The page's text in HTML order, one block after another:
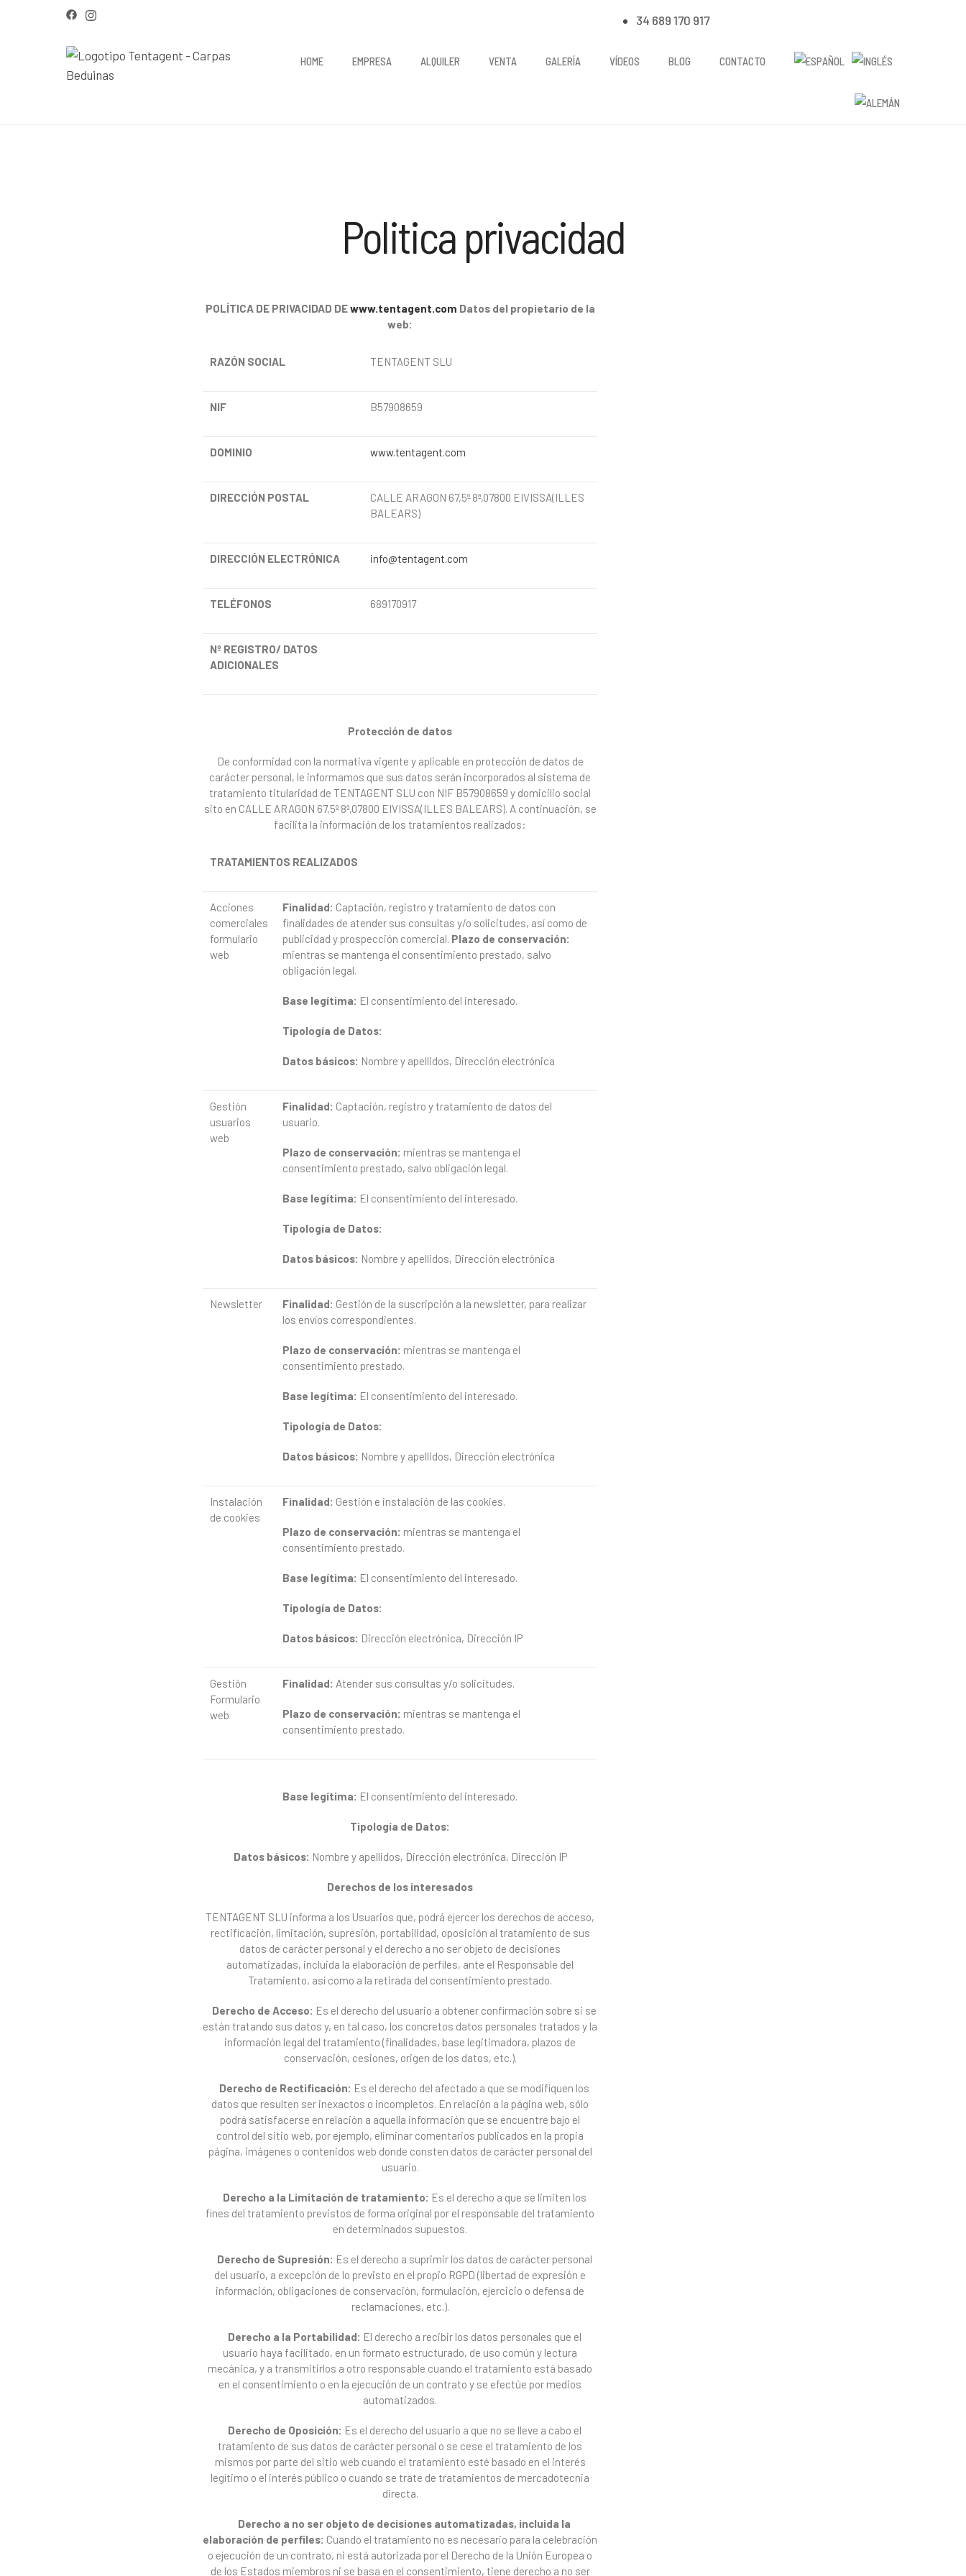
34 689 170 917
HOME EMPRESA ALQUILER VENTA GALERÍA VÍDEOS BLOG CONTACTO
Politica privacidad
POLÍTICA DE PRIVACIDAD DEwww.tentagent.com Datos del propietario de la
web:
RAZÓN SOCIAL TENTAGENT SLU
NIF B57908659
DOMINIO www.tentagent.com
DIRECCIÓN POSTAL
CALLE ARAGON 67,5º 8ª,07800 EIVISSA(ILLES
BALEARS)
DIRECCIÓN ELECTRÓNICA info@tentagent.com
TELÉFONOS 689170917
Nº REGISTRO/ DATOS
ADICIONALES
Protección de datos
De conformidad con la normativa vigente y aplicable en protección de datos de
carácter personal, le informamos que sus datos serán incorporados al sistema de
tratamiento titularidad de TENTAGENT SLU con NIF B57908659 y domicilio social
sito en CALLE ARAGON 67,5º 8ª,07800 EIVISSA(ILLES BALEARS). A continuación, se
facilita la información de los tratamientos realizados:
TRATAMIENTOS REALIZADOS
Acciones
comerciales
formulario
web
Finalidad: Captación, registro y tratamiento de datos con
finalidades de atender sus consultas y/o solicitudes, así como de
publicidad y prospección comercial. Plazo de conservación:
mientras se mantenga el consentimiento prestado, salvo
obligación legal.
Base legítima: El consentimiento del interesado.
Tipología de Datos:
Datos básicos: Nombre y apellidos, Dirección electrónica
Gestión
usuarios
web
Finalidad: Captación, registro y tratamiento de datos del
usuario.
Plazo de conservación: mientras se mantenga el
consentimiento prestado, salvo obligación legal.
Base legítima: El consentimiento del interesado.
Tipología de Datos:
Datos básicos: Nombre y apellidos, Dirección electrónica
Newsletter Finalidad: Gestión de la suscripción a la newsletter, para realizar
los envíos correspondientes.
Plazo de conservación: mientras se mantenga el
consentimiento prestado.
Base legítima: El consentimiento del interesado.
Tipología de Datos:
Datos básicos: Nombre y apellidos, Dirección electrónica
Instalación
de cookies
Finalidad: Gestión e instalación de las cookies.
Plazo de conservación: mientras se mantenga el
consentimiento prestado.
Base legítima: El consentimiento del interesado.
Tipología de Datos:
Datos básicos: Dirección electrónica, Dirección IP
Gestión
Formulario
web
Finalidad: Atender sus consultas y/o solicitudes.
Plazo de conservación: mientras se mantenga el
consentimiento prestado.
Base legítima: El consentimiento del interesado.
Tipología de Datos:
Datos básicos: Nombre y apellidos, Dirección electrónica, Dirección IP
Derechos de los interesados
TENTAGENT SLU informa a los Usuarios que, podrá ejercer los derechos de acceso,
rectificación, limitación, supresión, portabilidad, oposición al tratamiento de sus
datos de carácter personal y el derecho a no ser objeto de decisiones
automatizadas, incluida la elaboración de perfiles, ante el Responsable del
Tratamiento, así como a la retirada del consentimiento prestado.
Derecho de Acceso: Es el derecho del usuario a obtener confirmación sobre si se
están tratando sus datos y, en tal caso, los concretos datos personales tratados y la
información legal del tratamiento (finalidades, base legitimadora, plazos de
conservación, cesiones, origen de los datos, etc.).
Derecho de Rectificación: Es el derecho del afectado a que se modifiquen los
datos que resulten ser inexactos o incompletos. En relación a la página web, sólo
podrá satisfacerse en relación a aquella información que se encuentre bajo el
control del sitio web, por ejemplo, eliminar comentarios publicados en la propia
página, imágenes o contenidos web donde consten datos de carácter personal del
usuario.
Derecho a la Limitación de tratamiento: Es el derecho a que se limiten los
fines del tratamiento previstos de forma original por el responsable del tratamiento
en determinados supuestos.
Derecho de Supresión: Es el derecho a suprimir los datos de carácter personal
del usuario, a excepción de lo previsto en el propio RGPD (libertad de expresión e
información, obligaciones de conservación, formulación, ejercicio o defensa de
reclamaciones, etc.).
Derecho a la Portabilidad: El derecho a recibir los datos personales que el
usuario haya facilitado, en un formato estructurado, de uso común y lectura
mecánica, y a transmitirlos a otro responsable cuando el tratamiento está basado
en el consentimiento o en la ejecución de un contrato y se efectúe por medios
automatizados.
Derecho de Oposición: Es el derecho del usuario a que no se lleve a cabo el
tratamiento de sus datos de carácter personal o se cese el tratamiento de los
mismos por parte del sitio web cuando el tratamiento esté basado en el interés
legítimo o el interés público o cuando se trate de tratamientos de mercadotecnia
directa.
Derecho a no ser objeto de decisiones automatizadas, incluida la
elaboración de perfiles: Cuando el tratamiento no es necesario para la celebración
o ejecución de un contrato, ni está autorizada por el Derecho de la Unión Europea o
de los Estados miembros ni se basa en el consentimiento, tiene derecho a no ser